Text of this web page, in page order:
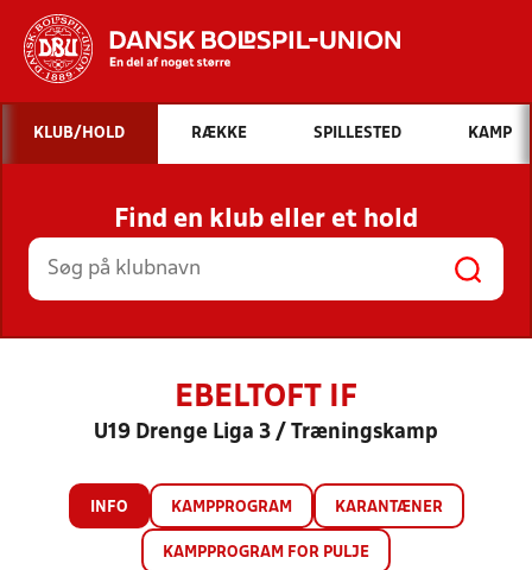
Hvad vil du søge efter?
INDHOLD OG NYHEDER
STILLINGER, RESULTATER, KLUBBER OG
HOLD
KLUB/HOLD RÆKKE SPILLESTED KAMP
Find en klub eller et hold
EBELTOFT IF
U19 Drenge Liga 3 / Træningskamp
INFO KAMPPROGRAM KARANTÆNER
KAMPPROGRAM FOR PULJE